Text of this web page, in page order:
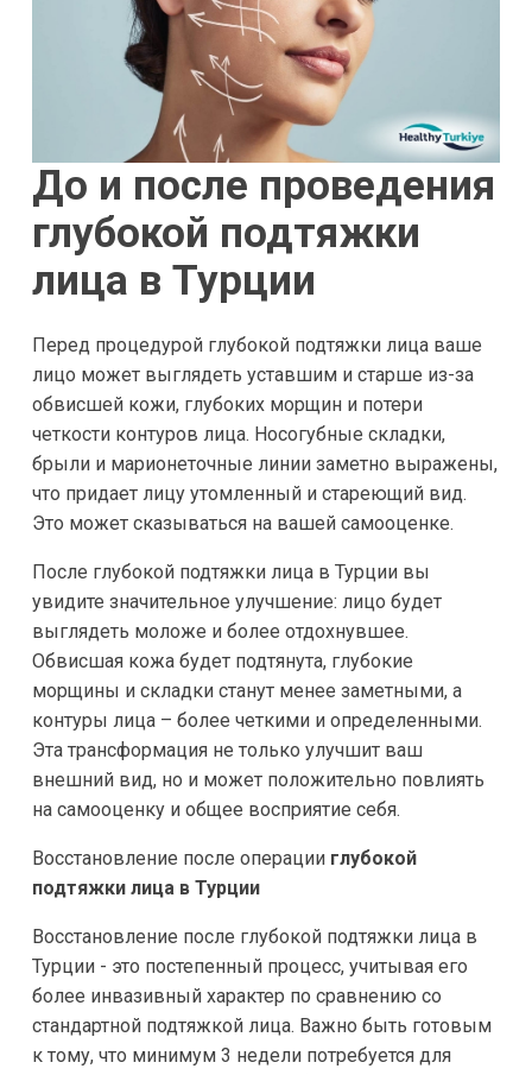
До и после проведения
глубокой подтяжки
лица в Турции
Перед процедурой глубокой подтяжки лица ваше
лицо может выглядеть уставшим и старше из-за
обвисшей кожи, глубоких морщин и потери
четкости контуров лица. Носогубные складки,
брыли и марионеточные линии заметно выражены,
что придает лицу утомленный и стареющий вид.
Это может сказываться на вашей самооценке.
После глубокой подтяжки лица в Турции вы
увидите значительное улучшение: лицо будет
выглядеть моложе и более отдохнувшее.
Обвисшая кожа будет подтянута, глубокие
морщины и складки станут менее заметными, а
контуры лица – более четкими и определенными.
Эта трансформация не только улучшит ваш
внешний вид, но и может положительно повлиять
на самооценку и общее восприятие себя.
Восстановление после операцииглубокой
подтяжки лица в Турции
Восстановление после глубокой подтяжки лица в
Турции - это постепенный процесс, учитывая его
более инвазивный характер по сравнению со
стандартной подтяжкой лица. Важно быть готовым
к тому, что минимум 3 недели потребуется для